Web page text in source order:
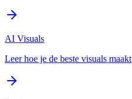
AI Visuals
Leer hoe je de beste visuals maakt